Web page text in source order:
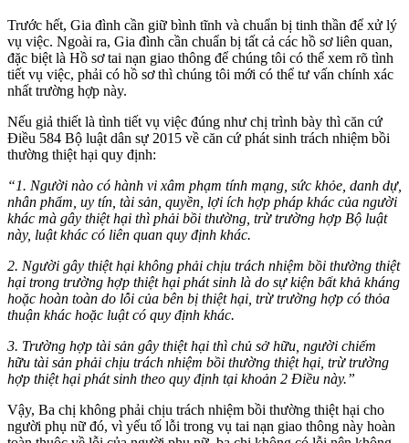
Trước hết, Gia đình cần giữ bình tĩnh và chuẩn bị tinh thần để xử lý
vụ việc. Ngoài ra, Gia đình cần chuẩn bị tất cả các hồ sơ liên quan,
đặc biệt là Hồ sơ tai nạn giao thông để chúng tôi có thể xem rõ tình
tiết vụ việc, phải có hồ sơ thì chúng tôi mới có thể tư vấn chính xác
nhất trường hợp này.
Nếu giả thiết là tình tiết vụ việc đúng như chị trình bày thì căn cứ
Điều 584 Bộ luật dân sự 2015 về căn cứ phát sinh trách nhiệm bồi
thường thiệt hại quy định:
“1. Người nào có hành vi xâm phạm tính mạng, sức khỏe, danh dự,
nhân phẩm, uy tín, tài sản, quyền, lợi ích hợp pháp khác của người
khác mà gây thiệt hại thì phải bồi thường, trừ trường hợp Bộ luật
này, luật khác có liên quan quy định khác.
2. Người gây thiệt hại không phải chịu trách nhiệm bồi thường thiệt
hại trong trường hợp thiệt hại phát sinh là do sự kiện bất khả kháng
hoặc hoàn toàn do lỗi của bên bị thiệt hại, trừ trường hợp có thỏa
thuận khác hoặc luật có quy định khác.
3. Trường hợp tài sản gây thiệt hại thì chủ sở hữu, người chiếm
hữu tài sản phải chịu trách nhiệm bồi thường thiệt hại, trừ trường
hợp thiệt hại phát sinh theo quy định tại khoản 2 Điều này.”
Vậy, Ba chị không phải chịu trách nhiệm bồi thường thiệt hại cho
người phụ nữ đó, vì yếu tố lỗi trong vụ tai nạn giao thông này hoàn